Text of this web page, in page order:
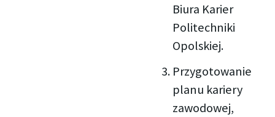
Biura Karier
Politechniki
Opolskiej.
Przygotowanie
planu kariery
zawodowej,